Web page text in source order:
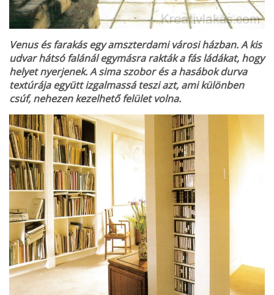
Venus és farakás egy amszterdami városi házban. A kis
udvar hátsó falánál egymásra rakták a fás ládákat, hogy
helyet nyerjenek. A sima szobor és a hasábok durva
textúrája együtt izgalmassá teszi azt, ami különben
csúf, nehezen kezelhető felület volna.